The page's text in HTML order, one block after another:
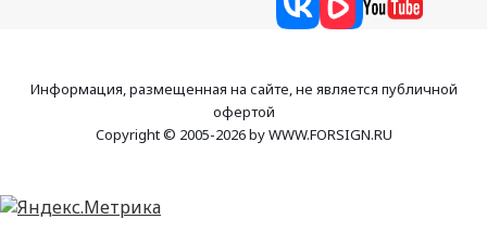
Информация, размещенная на сайте, не является публичной
офертой
Copyright © 2005-2026 by WWW.FORSIGN.RU